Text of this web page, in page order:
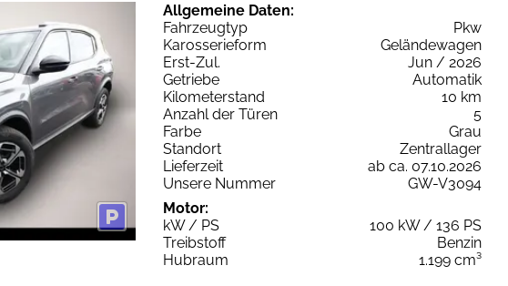
Allgemeine Daten:
Fahrzeugtyp
Pkw
Karosserieform
Geländewagen
Erst-Zul.
Jun / 2026
Getriebe
Automatik
Kilometerstand
10 km
Anzahl der Türen
5
Farbe
Grau
Standort
Zentrallager
Lieferzeit
ab ca. 07.10.2026
Unsere Nummer
GW-V3094
Motor:
kW / PS
100 kW / 136 PS
Treibstoff
Benzin
Hubraum
1.199 cm³